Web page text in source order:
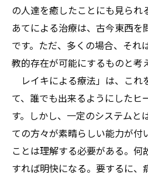
の人達を癒したことにも見られ
あてによる治療は、古今東西を
です。ただ、多くの場合、それ
教的存在が可能にするものと考
レイキによる療法」は、これ
て、誰でも出来るようにしたヒ
す。しかし、一定のシステムと
ての方々が素晴らしい能力が付
ことは理解する必要がある。
すれば明快になる。要するに、